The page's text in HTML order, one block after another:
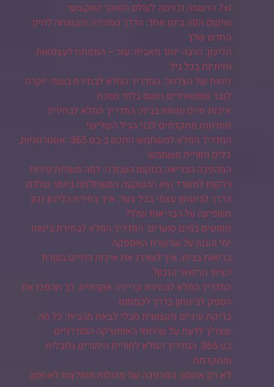
7xl הרשמה וכניסה לעולם הפוקר המקצועי
שיקום הפה ביום אחד: הדרך המהירה והבטוחה לחיוך
החדש שלך
הליכון: הרבה יותר מאביזר עזר – המפתח לעצמאות
וחיוניות בכל גיל
ניחוח של הצלחה: המדריך המלא לבחירת בשמי יוקרה
לגבר שמשאירים רושם בלתי נשכח
איכות חיים ונוחות בבית: המדריך המלא לבחירת
פתרונות מתקדמים לבני הגיל השלישי
המדריך המלא למשתמש החכם ב-בט 365: אסטרטגיות,
כלים וחוויית משתמש
המהפכה הבריאה במקום העבודה: למה משלוח פירות
וירקות למשרד הוא ההשקעה המשתלמת ביותר שלכם
הדרך לביטחון עצמי בכל צעד: איך בחירת הליכון נכון
משפיעה על הבריאות שלך?
מנווטים במים סוערים: המדריך המלא לבחירת ביטוח
ימי והגנה על שרשרת האספקה
בריאות בבית: איך לשדרג את איכות החיים בעזרת
הציוד הרפואי הנכון?
המדריך המלא לבחירת קריירה אקדמית: כך תהפכו את
הספק לביטחון בדרך לקמפוס
בדיקת עיניים מקצועית מבלי לצאת מהבית: כל מה
שצריך לדעת על שירותי האופטיקה המודרניים
בט 365: המדריך המלא לחוויית הימורים גלובלית
ומתקדמת
לא רק אחסון: המהפכה של מכולות מומלצות לאחסון,